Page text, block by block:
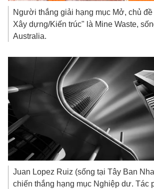
Người thắng giải hạng mục Mở, chủ
Xây dựng/Kiến trúc" là Mine Waste,
Australia.
Juan Lopez Ruiz (sống tại Tây Ban
chiến thắng hạng mục Nghiệp dư. Tác